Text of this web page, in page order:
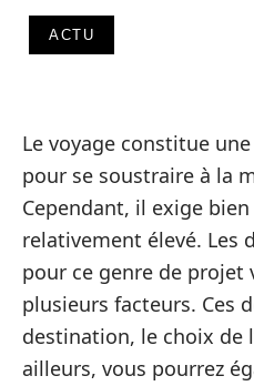
ACTU
Le voyage constitue
pour se soustraire à la
Cependant, il exige
relativement élevé. Les
pour ce genre de
plusieurs facteurs. Ces
destination, le choix de
ailleurs, vous pourrez